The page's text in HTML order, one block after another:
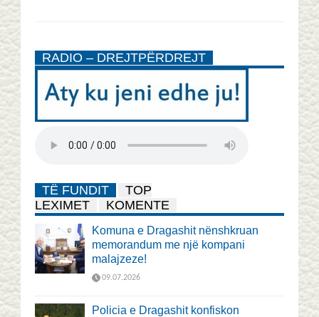
RADIO – DREJTPËRDREJT
TË FUNDIT
TOP
LEXIMET
KOMENTE
Komuna e Dragashit nënshkruan
memorandum me një kompani
malajzeze!
09.07.2026
Policia e Dragashit konfiskon